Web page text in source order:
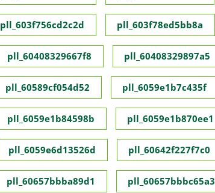
pll_603f756cd2c2d pll_603f78ed5bb8a
pll_60408329667f8 pll_60408329897a5
pll_60589cf054d52 pll_6059e1b7c435f
pll_6059e1b84598b pll_6059e1b870ee1
pll_6059e6d13526d pll_60642f227f7c0
pll_60657bbba89d1 pll_60657bbbc65a3